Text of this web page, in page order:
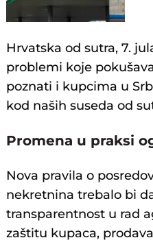
Hrvatska od sutra, 7.
problemi koje
poznati i kupcima u
kod naših suseda od
Promena u praksi
Nova pravila o
nekretnina trebalo bi
transparentnost u rad
zaštitu kupaca,